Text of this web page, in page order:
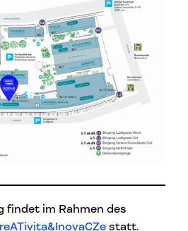
findet im Rahmen des
statt.